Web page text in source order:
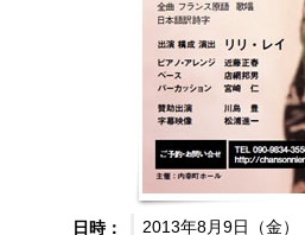
日時：
2013年8月9日（金）